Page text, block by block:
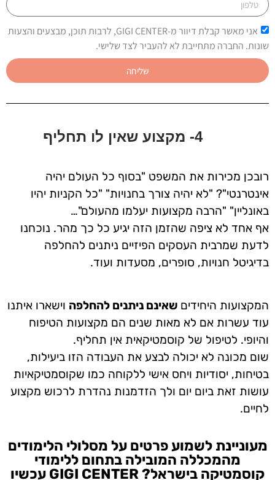
אני מאשר קבלת דיוור מ-GIGI CENTER, לרבות תוכן, מבצעים והצעות
שונות. החברה מתחייבת לא להעביר לצד שלישי.
שליחה
4- מקצוע שאין לו תחליף
רובכן מכירות את המשפט "בסוף כל העולם יהיה
אינטרנטי"? "לא יהיה צורך בחנויות" "כל הקניות יהיו
באונליין" "הרבה מקצועות יעלמו מהעולם"…
אף אחד לא ציפה שהזמן הזה יגיע כל כך מהר. נוכחנו
לדעת שמרבית העסקים הפיזיים ניתנים להחלפה
בדיגיטל חנויות, סופרים, מסעדות ועוד.
המקצועות היחידים שאינם ניתנים להחלפהוישארו איתנו
עוד עשרות אם לא מאות שנים הם מקצועות הטיפוח
והיופי. לטיפול של קוסמטיקאית אין תחליף.
שום מכונה לא יכולה לבצע את העבודה הזו ביעילות,
בטיחות, יסודיות ויחס אישי ללקוחה כמו שקוסמטיקאיות
עושות זאת ביום יום ולך הזדמנות נהדרת לרכוש מקצוע
לחיים.
מעוניינת לשמוע פרטים על מסלולי הלימודים
מהמכללה המובילה בתחום ללימודי
קוסמטיקה בישראל? GIGI CENTER עכשיו